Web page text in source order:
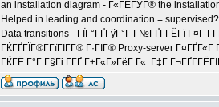
an installation diagram - Г«ГЁГЎГ® the
Helped in leading and coordination = supervised?
Data transitions - ГЇГ°ГҐГўГ°Г Г№ГҐГ­ГЁГї Г¤Г
ГЌГҐГЇГ®Г­ГїГІГ­Г® Г·ГІГ® Proxy-server Г¤ГҐГ«Г
ГЌГЁ Г°Г Г§Гі Г­ГҐ Г±Г«Г»ГёГ Г«. Г‡Г